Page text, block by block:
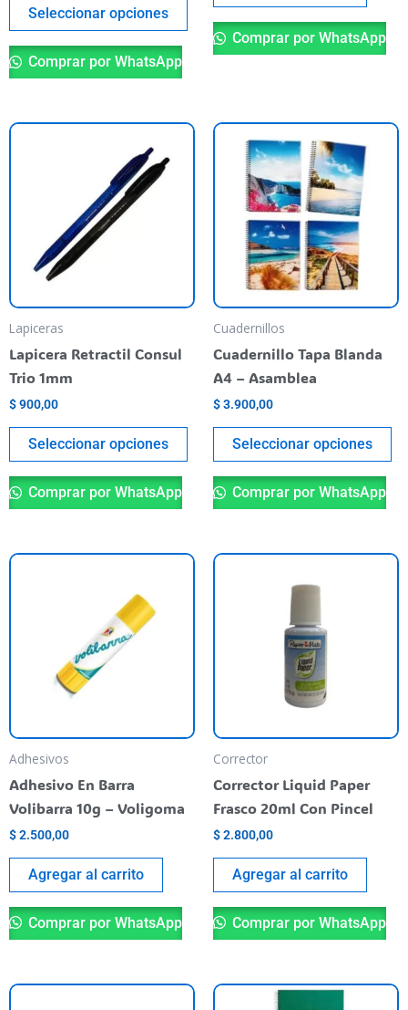
Seleccionar opciones
producto
Comprar por WhatsApp
Comprar por WhatsApp
Lapiceras
Lapicera Retractil Consul
Trio 1mm
$900,00
Seleccionar opciones
Este
producto
variantes.
opciones
se
pueden
elegir
producto
Comprar por WhatsApp
Cuadernillos
Cuadernillo Tapa Blanda
A4 – Asamblea
$3.900,00
Seleccionar opciones
se
Comprar por WhatsApp
Adhesivos
Adhesivo En Barra
Volibarra 10g – Voligoma
$2.500,00
Agregar al carrito
Comprar por WhatsApp
Corrector
Corrector Liquid Paper
Frasco 20ml Con Pincel
$2.800,00
Agregar al carrito
Comprar por WhatsApp